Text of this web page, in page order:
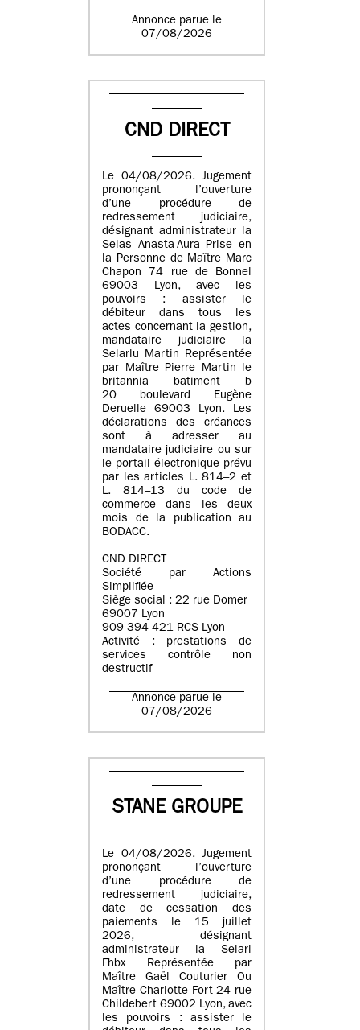
Annonce parue le
07/08/2026
CND DIRECT
Le 04/08/2026. Jugement
prononçant l’ouverture
d’une procédure de
redressement judiciaire,
désignant administrateur la
Selas Anasta-Aura Prise en
la Personne de Maître Marc
Chapon 74 rue de Bonnel
69003 Lyon, avec les
pouvoirs : assister le
débiteur dans tous les
actes concernant la gestion,
mandataire judiciaire la
Selarlu Martin Représentée
par Maître Pierre Martin le
britannia batiment b
20 boulevard Eugène
Deruelle 69003 Lyon. Les
déclarations des créances
sont à adresser au
mandataire judiciaire ou sur
le portail électronique prévu
par les articles L. 814–2 et
L. 814–13 du code de
commerce dans les deux
mois de la publication au
BODACC.
CND DIRECT
Société par Actions
Simplifiée
Siège social : 22 rue Domer
69007 Lyon
909 394 421 RCS Lyon
Activité : prestations de
services contrôle non
destructif
Annonce parue le
07/08/2026
STANE GROUPE
Le 04/08/2026. Jugement
prononçant l’ouverture
d’une procédure de
redressement judiciaire,
date de cessation des
paiements le 15 juillet
2026, désignant
administrateur la Selarl
Fhbx Représentée par
Maître Gaël Couturier Ou
Maître Charlotte Fort 24 rue
Childebert 69002 Lyon, avec
les pouvoirs : assister le